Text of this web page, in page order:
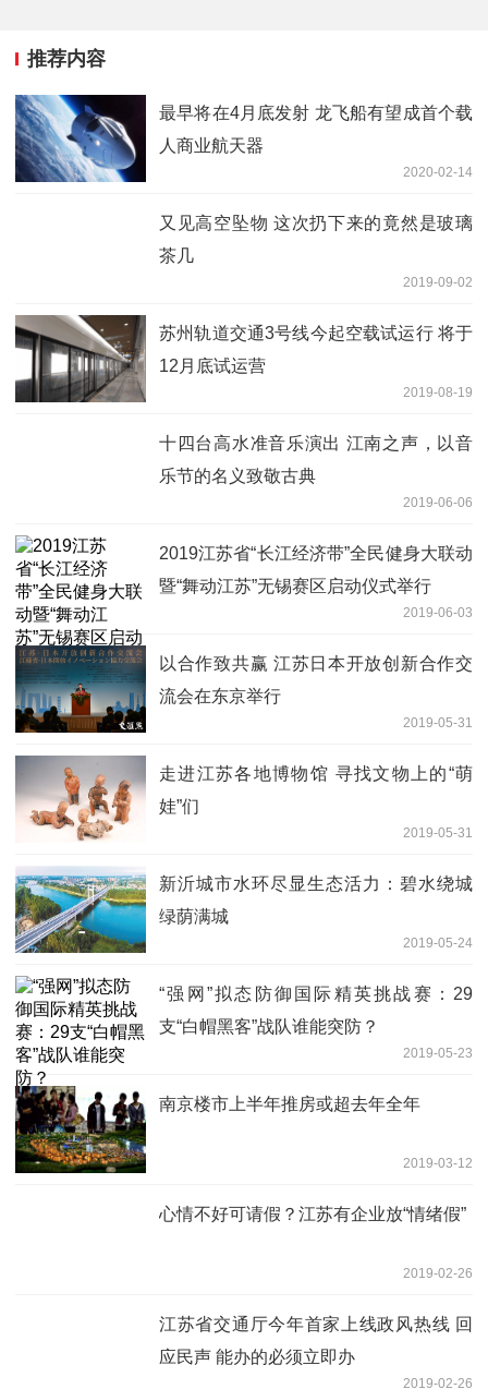
推荐内容
最早将在4月底发射 龙飞船有望成首个载
人商业航天器
2020-02-14
又见高空坠物 这次扔下来的竟然是玻璃
茶几
2019-09-02
苏州轨道交通3号线今起空载试运行 将于
12月底试运营
2019-08-19
十四台高水准音乐演出 江南之声，以音
乐节的名义致敬古典
2019-06-06
2019江苏省“长江经济带”全民健身大联动
暨“舞动江苏”无锡赛区启动仪式举行
2019-06-03
以合作致共赢 江苏日本开放创新合作交
流会在东京举行
2019-05-31
走进江苏各地博物馆 寻找文物上的“萌
娃”们
2019-05-31
新沂城市水环尽显生态活力：碧水绕城
绿荫满城
2019-05-24
“强网”拟态防御国际精英挑战赛：29
支“白帽黑客”战队谁能突防？
2019-05-23
南京楼市上半年推房或超去年全年
2019-03-12
心情不好可请假？江苏有企业放“情绪假”
2019-02-26
江苏省交通厅今年首家上线政风热线 回
应民声 能办的必须立即办
2019-02-26